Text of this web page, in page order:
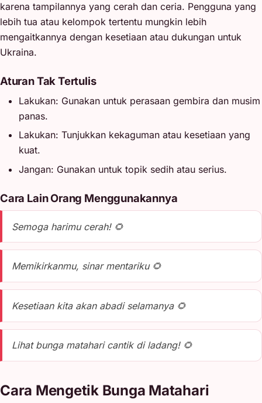
karena tampilannya yang cerah dan ceria. Pengguna yang
lebih tua atau kelompok tertentu mungkin lebih
mengaitkannya dengan kesetiaan atau dukungan untuk
Ukraina.
Aturan Tak Tertulis
Lakukan: Gunakan untuk perasaan gembira dan musim
panas.
Lakukan: Tunjukkan kekaguman atau kesetiaan yang
kuat.
Jangan: Gunakan untuk topik sedih atau serius.
Cara Lain Orang Menggunakannya
Semoga harimu cerah! 🌻
Memikirkanmu, sinar mentariku 🌻
Kesetiaan kita akan abadi selamanya 🌻
Lihat bunga matahari cantik di ladang! 🌻
Cara Mengetik Bunga Matahari